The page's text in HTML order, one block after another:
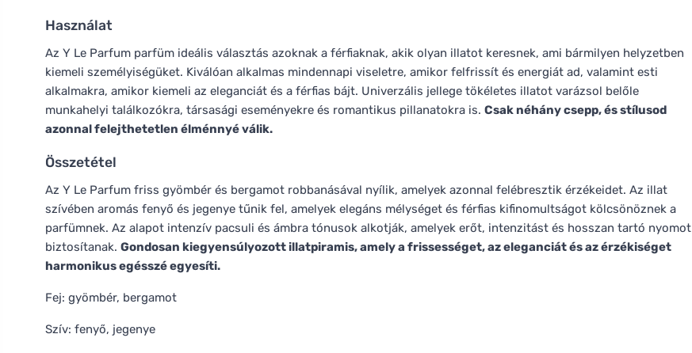
Használat
Az Y Le Parfum parfüm ideális választás azoknak a férfiaknak, akik olyan illatot keresnek, ami bármilyen helyzetben
kiemeli személyiségüket. Kiválóan alkalmas mindennapi viseletre, amikor felfrissít és energiát ad, valamint esti
alkalmakra, amikor kiemeli az eleganciát és a férfias bájt. Univerzális jellege tökéletes illatot varázsol belőle
munkahelyi találkozókra, társasági eseményekre és romantikus pillanatokra is. Csak néhány csepp, és stílusod
azonnal felejthetetlen élménnyé válik.
Összetétel
Az Y Le Parfum friss gyömbér és bergamot robbanásával nyílik, amelyek azonnal felébresztik érzékeidet. Az illat
szívében aromás fenyő és jegenye tűnik fel, amelyek elegáns mélységet és férfias kifinomultságot kölcsönöznek a
parfümnek. Az alapot intenzív pacsuli és ámbra tónusok alkotják, amelyek erőt, intenzitást és hosszan tartó nyomot
biztosítanak. Gondosan kiegyensúlyozott illatpiramis, amely a frissességet, az eleganciát és az érzékiséget
harmonikus egésszé egyesíti.
Fej: gyömbér, bergamot
Szív: fenyő, jegenye